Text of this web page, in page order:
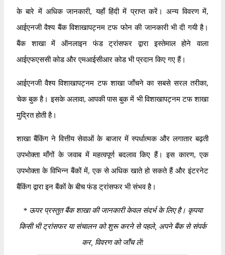
के बारे में अधिक जानकारी, यहाँ हिंदी में प्राप्त करें। अन्य विवरण में,
आईएनजी वैश्य बैंक विशाखापट्नम टफ फोन की जानकारी भी दी गयी है।
बैंक शाखा में ऑनलाइन फंड ट्रांसफर द्वारा इस्तेमाल होने वाला
आईएफएससी कोड और एमआईसीआर कोड भी प्रदान किए गए हैं।
आईएनजी वैश्य विशाखापट्नम टफ शाखा जाँचने का सबसे सरल तरीका,
चेक बुक है। इसके अलावा, आपकी पास बुक में भी विशाखापट्नम टफ शाखा
मुद्रित होती है।
शाखा बैंकिंग ने वित्तीय सेवाओं के बाजार में स्पर्धात्मक और लगातार बढ़ती
उपभोक्ता माँगों के जवाब में महत्वपूर्ण बदलाव किए हैं। इस कारण, एक
उपभोक्ता के विभिन्न बैंकों में, एक से अधिक खाते हो सकते हैं और इंटरनेट
बैंकिंग द्वारा इन बैंकों के बीच फंड ट्रांसफर भी संभव है।
*ऊपर प्रस्तुत बैंक शाखा की जानकारी केवल संदर्भ के लिए है। कृपया
किसी भी ट्रांसफर या संचालन को शुरू करने से पहले, अपने बैंक से संपर्क
कर, विवरण को जाँच लें!